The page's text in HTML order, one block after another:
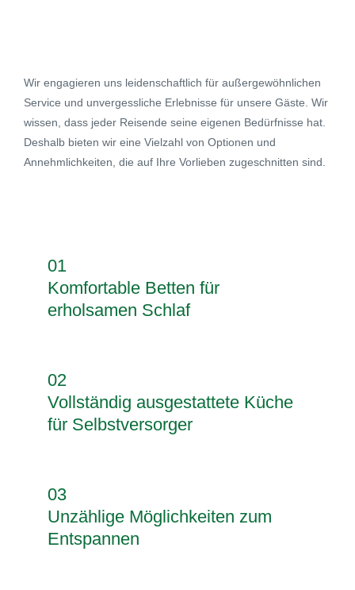
Wir engagieren uns leidenschaftlich für außergewöhnlichen
Service und unvergessliche Erlebnisse für unsere Gäste. Wir
wissen, dass jeder Reisende seine eigenen Bedürfnisse hat.
Deshalb bieten wir eine Vielzahl von Optionen und
Annehmlichkeiten, die auf Ihre Vorlieben zugeschnitten sind.
01
Komfortable Betten für
erholsamen Schlaf
02
Vollständig ausgestattete Küche
für Selbstversorger
03
Unzählige Möglichkeiten zum
Entspannen